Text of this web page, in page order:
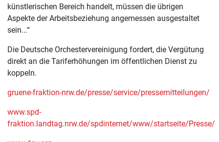
künstlerischen Bereich handelt, müssen die übrigen
Aspekte der Arbeitsbeziehung angemessen ausgestaltet
sein...“
Die Deutsche Orchestervereinigung fordert, die Vergütung
direkt an die Tariferhöhungen im öffentlichen Dienst zu
koppeln.
gruene-fraktion-nrw.de/presse/service/pressemitteilungen/
www.spd-
fraktion.landtag.nrw.de/spdinternet/www/startseite/Presse/